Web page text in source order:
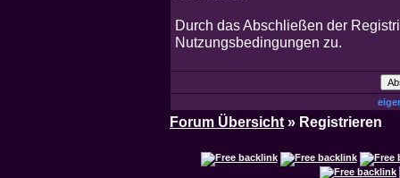
Durch das Abschließen der
Nutzungsbedingungen zu.
Forum Übersicht » Registrieren